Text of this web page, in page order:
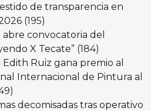
de transparencia en
(195)
convocatoria del
X Tecate” (184)
Ruiz gana premio al
Internacional de Pintura al
decomisadas tras operativo